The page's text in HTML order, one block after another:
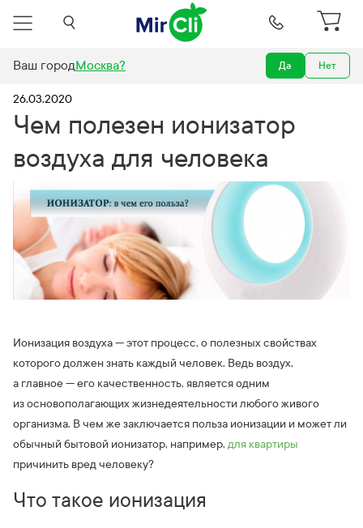
Ваш городМосква? Да Нет
НовостиЧем полезен ионизатор воздуха для человека
26.03.2020
Чем полезен ионизатор
воздуха для человека
Ионизация воздуха — этот процесс, о полезных свойствах
которого должен знать каждый человек. Ведь воздух,
а главное — его качественность, является одним
из основополагающих жизнедеятельности любого живого
организма. В чем же заключается польза ионизации и может ли
обычный бытовой ионизатор, например, для квартиры
причинить вред человеку?
Что такое ионизация